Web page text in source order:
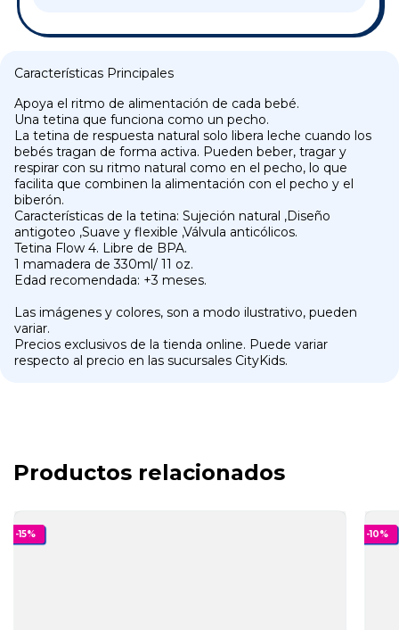
Características Principales
Apoya el ritmo de alimentación de cada bebé.
Una tetina que funciona como un pecho.
La tetina de respuesta natural solo libera leche cuando los
bebés tragan de forma activa. Pueden beber, tragar y
respirar con su ritmo natural como en el pecho, lo que
facilita que combinen la alimentación con el pecho y el
biberón.
Características de la tetina: Sujeción natural ,Diseño
antigoteo ,Suave y flexible ,Válvula anticólicos.
Tetina Flow 4. Libre de BPA.
1 mamadera de 330ml/ 11 oz.
Edad recomendada: +3 meses.
Las imágenes y colores, son a modo ilustrativo, pueden
variar.
Precios exclusivos de la tienda online. Puede variar
respecto al precio en las sucursales CityKids.
Productos relacionados
-15% -10%